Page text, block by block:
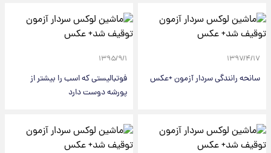
۱۳۹۷/۴/۱۷
سانحه رانندگی سردار آزمون +عکس
۱۳۹۵/۹/۱
فوتبالیستی که اسب را بیشتر از
پورشه دوست دارد